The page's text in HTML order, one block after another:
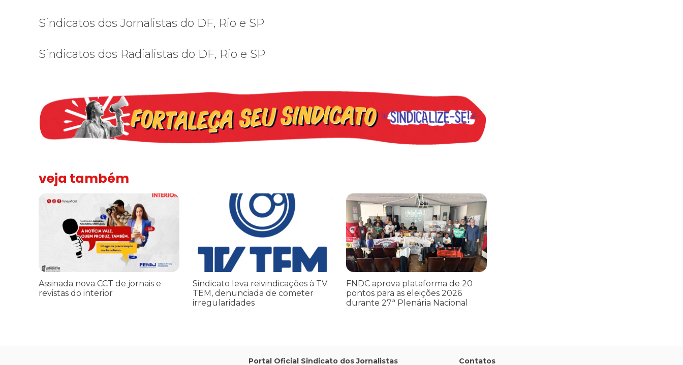
Sindicatos dos Jornalistas do DF, Rio e SP
Sindicatos dos Radialistas do DF, Rio e SP
veja também
Assinada nova CCT de jornais e revistas do interior
Assinada nova CCT de jornais e
revistas do interior
Sindicato leva reivindicações à TV TEM, denunciada de cometer irregularidades
Sindicato leva reivindicações à TV
TEM, denunciada de cometer
irregularidades
FNDC aprova plataforma de 20 pontos para as eleições 2026 durante 27ª Plenária Nacional
FNDC aprova plataforma de 20
pontos para as eleições 2026
durante 27ª Plenária Nacional
Portal Oficial Sindicato dos Jornalistas Contatos